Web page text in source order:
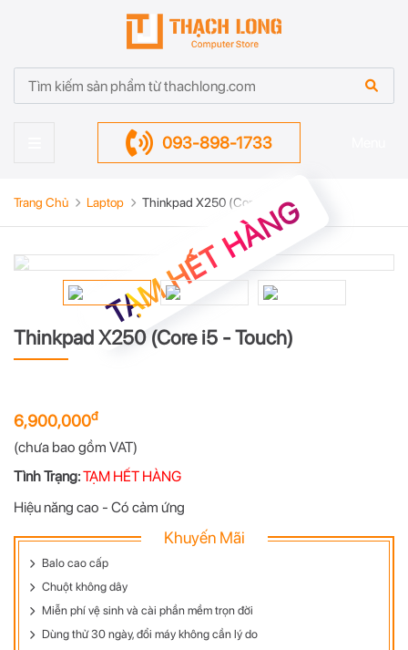
093-898-1733
Trang Chủ Laptop Thinkpad X250 (Core i5 - Touch)
TẠM HẾT HÀNG
Thinkpad X250 (Core i5 - Touch)
6,900,000đ
(chưa bao gồm VAT)
Tình Trạng:TẠM HẾT HÀNG
Hiệu năng cao - Có cảm ứng
Khuyến Mãi
Balo cao cấp
Chuột không dây
Miễn phí vệ sinh và cài phần mềm trọn đời
Dùng thử 30 ngày, đổi máy không cần lý do